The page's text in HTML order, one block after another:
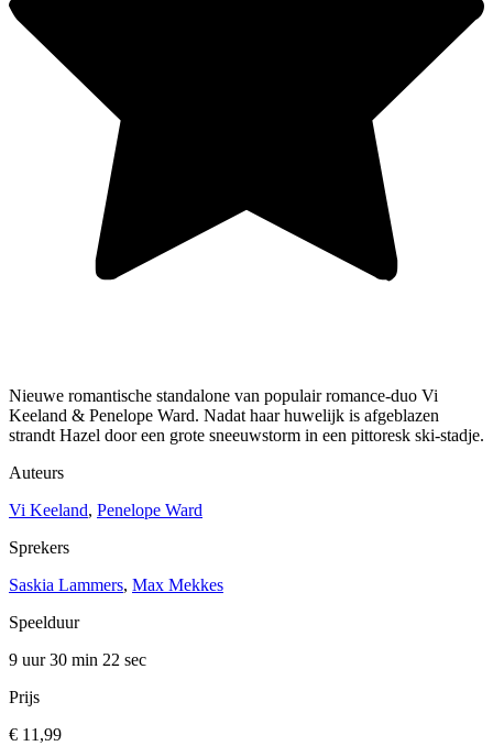
Nieuwe romantische standalone van populair romance-duo Vi
Keeland & Penelope Ward. Nadat haar huwelijk is afgeblazen
strandt Hazel door een grote sneeuwstorm in een pittoresk ski-stadje.
Auteurs
Vi Keeland, Penelope Ward
Sprekers
Saskia Lammers, Max Mekkes
Speelduur
9 uur 30 min 22 sec
Prijs
€ 11,99